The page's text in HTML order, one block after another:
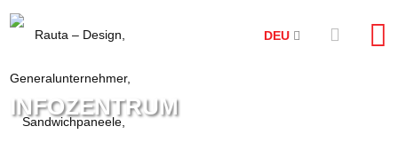
DEU
INFOZENTRUM